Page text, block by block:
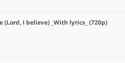
(Lord, I believe) _With lyrics_ (720p)